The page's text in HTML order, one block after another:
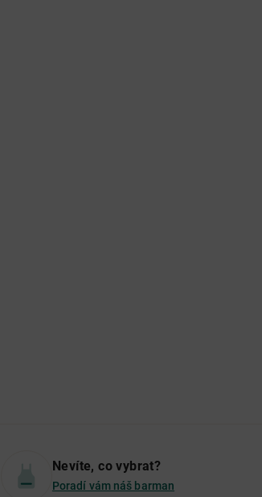
Nevíte, co vybrat?
Poradí vám náš barman